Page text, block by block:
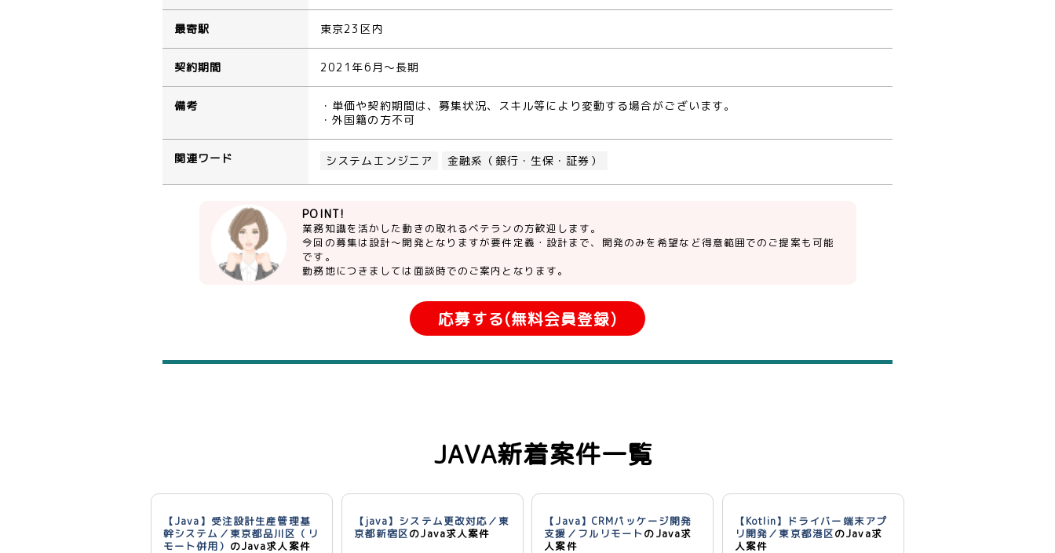
最寄駅 東京23区内
契約期間 2021年6月～長期
備考
・単価や契約期間は、募集状況、スキル等により変動する場合がございます。
・外国籍の方不可
関連ワード システムエンジニア 金融系（銀行・生保・証券）
POINT!
業務知識を活かした動きの取れるベテランの方歓迎します。
今回の募集は設計～開発となりますが要件定義・設計まで、開発のみを希望など得意範囲でのご提案も可能
です。
勤務地につきましては面談時でのご案内となります。
応募する(無料会員登録)
JAVA新着案件一覧
【Java】受注設計生産管理基
幹システム／東京都品川区（リ
モート併用） のJava求人案件
【java】システム更改対応／東
京都新宿区のJava求人案件
【Java】CRMパッケージ開発
支援／フルリモートのJava求
人案件
【Kotlin】ドライバー端末アプ
リ開発／東京都港区のJava求
人案件